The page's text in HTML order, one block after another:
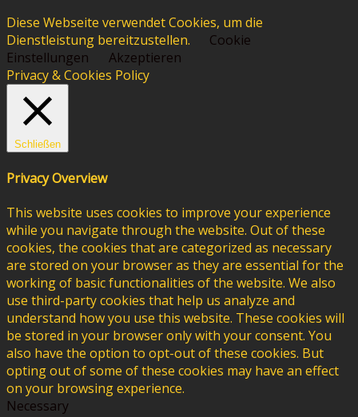
Diese Webseite verwendet Cookies, um die
Dienstleistung bereitzustellen.
Cookie
Einstellungen
Akzeptieren
Privacy & Cookies Policy
Schließen
Privacy Overview
This website uses cookies to improve your experience
while you navigate through the website. Out of these
cookies, the cookies that are categorized as necessary
are stored on your browser as they are essential for the
working of basic functionalities of the website. We also
use third-party cookies that help us analyze and
understand how you use this website. These cookies will
be stored in your browser only with your consent. You
also have the option to opt-out of these cookies. But
opting out of some of these cookies may have an effect
on your browsing experience.
Necessary